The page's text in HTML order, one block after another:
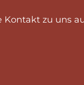
Kontakt zu uns